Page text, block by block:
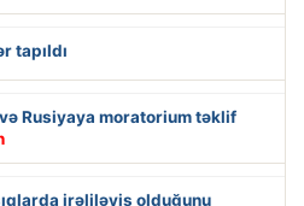
tapıldı
Rusiyaya moratorium təklif
irəliləyiş olduğunu